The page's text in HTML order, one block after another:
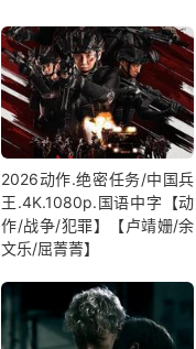
2026动作.绝密任务/中国兵
王.4K.1080p.国语中字【动
作/战争/犯罪】【卢靖姗/余
文乐/屈菁菁】